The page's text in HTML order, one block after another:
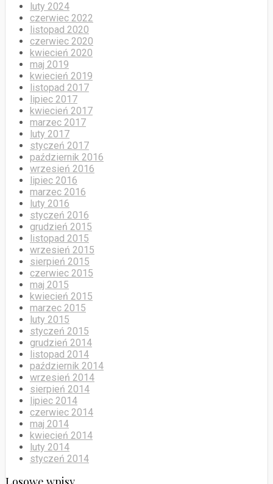
luty 2024
czerwiec 2022
listopad 2020
czerwiec 2020
kwiecień 2020
maj 2019
kwiecień 2019
listopad 2017
lipiec 2017
kwiecień 2017
marzec 2017
luty 2017
styczeń 2017
październik 2016
wrzesień 2016
lipiec 2016
marzec 2016
luty 2016
styczeń 2016
grudzień 2015
listopad 2015
wrzesień 2015
sierpień 2015
czerwiec 2015
maj 2015
kwiecień 2015
marzec 2015
luty 2015
styczeń 2015
grudzień 2014
listopad 2014
październik 2014
wrzesień 2014
sierpień 2014
lipiec 2014
czerwiec 2014
maj 2014
kwiecień 2014
luty 2014
styczeń 2014